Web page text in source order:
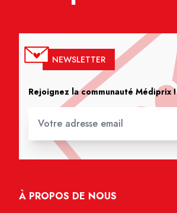
NEWSLETTER
Rejoignez la communauté Médiprix !
À PROPOS DE NOUS